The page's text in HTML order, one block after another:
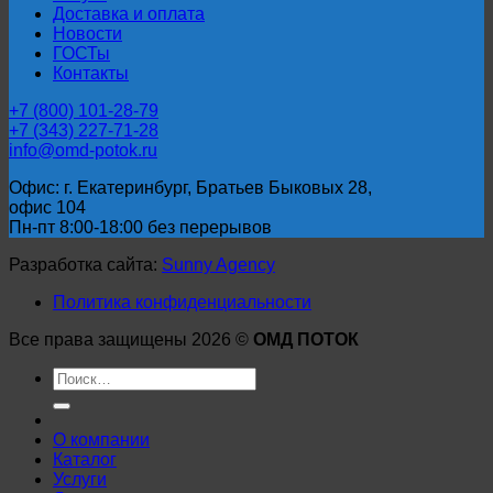
Доставка и оплата
Новости
ГОСТы
Контакты
+7 (800) 101-28-79
+7 (343) 227-71-28
info@omd-potok.ru
Офис: г. Екатеринбург, Братьев Быковых 28,
офис 104
Пн-пт 8:00-18:00 без перерывов
Разработка сайта: Sunny Agency
Политика конфиденциальности
Все права защищены 2026 © ОМД ПОТОК
Искать:
О компании
Каталог
Услуги